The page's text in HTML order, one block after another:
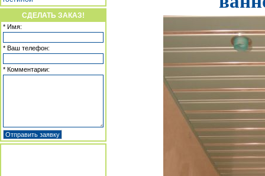
СДЕЛАТЬ ЗАКАЗ!
* Имя:
* Ваш телефон:
* Комментарии: